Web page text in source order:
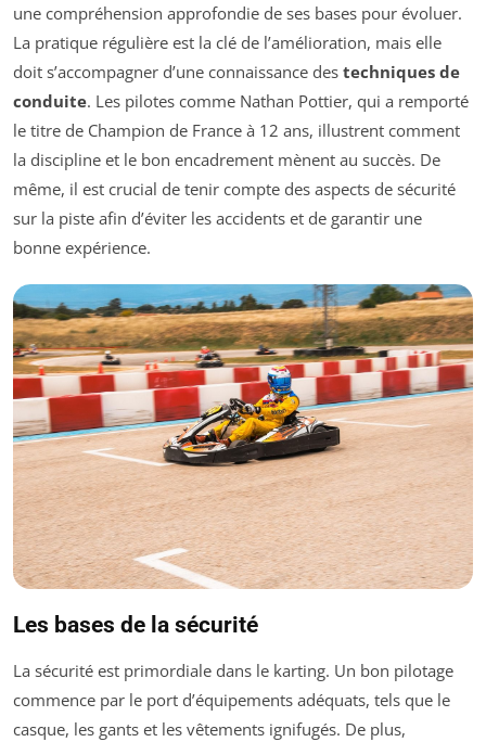
une compréhension approfondie de ses bases pour évoluer.
La pratique régulière est la clé de l’amélioration, mais elle
doit s’accompagner d’une connaissance des techniques de
conduite. Les pilotes comme Nathan Pottier, qui a remporté
le titre de Champion de France à 12 ans, illustrent comment
la discipline et le bon encadrement mènent au succès. De
même, il est crucial de tenir compte des aspects de sécurité
sur la piste afin d’éviter les accidents et de garantir une
bonne expérience.
Les bases de la sécurité
La sécurité est primordiale dans le karting. Un bon pilotage
commence par le port d’équipements adéquats, tels que le
casque, les gants et les vêtements ignifugés. De plus,